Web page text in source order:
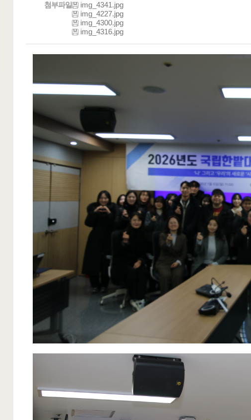
첨부파일
img_4341.jpg
img_4227.jpg
img_4300.jpg
img_4316.jpg